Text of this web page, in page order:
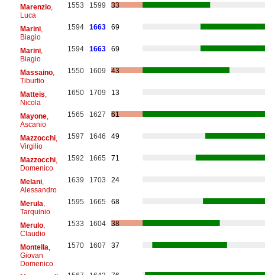
Marenzio,
Luca
1553 1599 33
Marini,
Biagio
1594 1663 69
Marini,
Biagio
1594 1663 69
Massaino,
Tiburtio
1550 1609 43
Matteis
Nicola
1650 1709 13
Mayone,
Ascanio
1565 1627 61
Mazzocchi,
Virgilio
1597 1646 49
Mazzocchi,
Domenico
1592 1665 71
Melani,
Alessandro
1639 1703 24
Merula
Tarquinio
1595 1665 68
Merulo,
Claudio
1533 1604 38
Montella
Giovan
Domenico
1570 1607 37